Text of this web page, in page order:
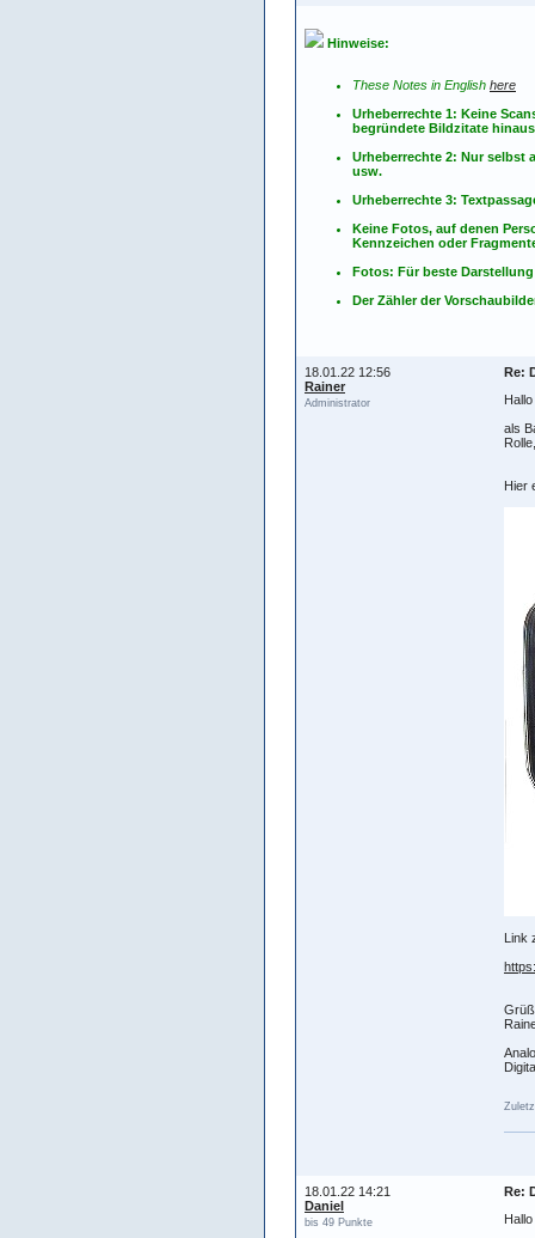
Hinweise:
These Notes in English here
Urheberrechte 1: Keine
begründete Bildzitate
Urheberrechte 2: Nur selbst
usw.
Urheberrechte 3:
Keine Fotos, auf denen
Kennzeichen oder
Fotos: Für beste
Der Zähler der
18.01.22 12:56
Rainer
Administrator
Re:
als
Hier
Link
18.01.22 14:21
Daniel
bis 49 Punkte
Re: